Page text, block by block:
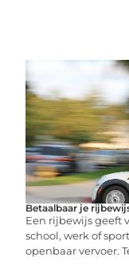
Betaalbaar je
Een rijbewijs geeft
school, werk of
openbaar vervoer.